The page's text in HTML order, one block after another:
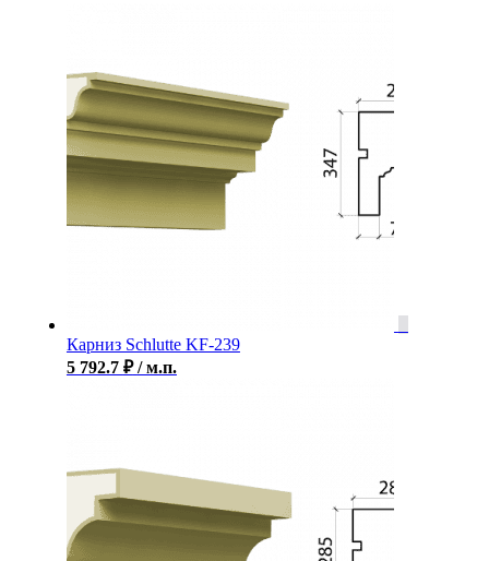
Карниз Schlutte KF-239
5 792.7 ₽ / м.п.